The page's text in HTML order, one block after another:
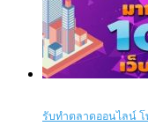
รับทำตลาดออนไลน์